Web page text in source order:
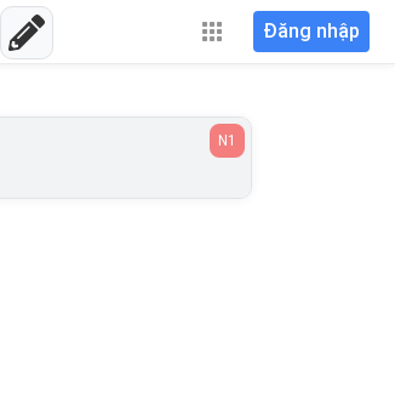
Đăng nhập
N1